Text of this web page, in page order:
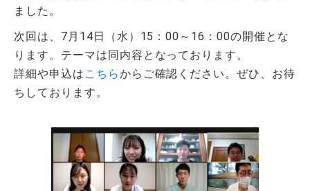
ました。
次回は、7月14日（水）15：00～16：00の開催とな
ります。テーマは同内容となっております。
詳細や申込は こちらからご確認ください。ぜひ、お待
ちしております。